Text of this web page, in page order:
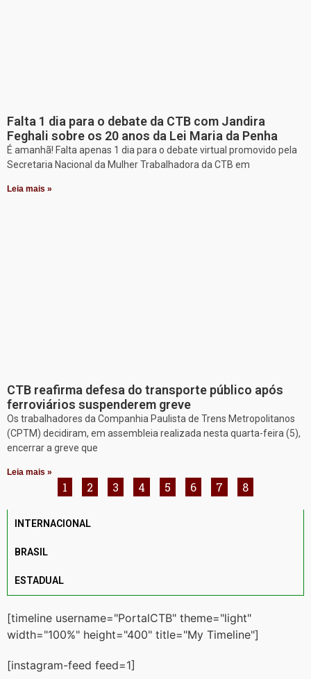
Falta 1 dia para o debate da CTB com Jandira
Feghali sobre os 20 anos da Lei Maria da Penha
É amanhã! Falta apenas 1 dia para o debate virtual promovido pela
Secretaria Nacional da Mulher Trabalhadora da CTB em
Leia mais »
CTB reafirma defesa do transporte público após
ferroviários suspenderem greve
Os trabalhadores da Companhia Paulista de Trens Metropolitanos
(CPTM) decidiram, em assembleia realizada nesta quarta-feira (5),
encerrar a greve que
Leia mais »
1 2 3 4 5 6 7 8
INTERNACIONAL
BRASIL
ESTADUAL
[timeline username="PortalCTB" theme="light"
width="100%" height="400" title="My Timeline"]
[instagram-feed feed=1]